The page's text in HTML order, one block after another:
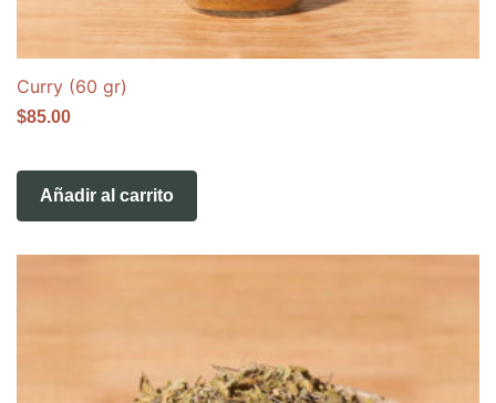
Curry (60 gr)
$85.00
Añadir al carrito